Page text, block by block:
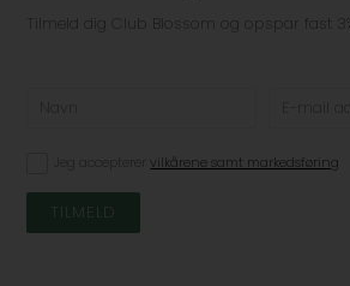
Tilmeld dig Club Blossom og opspar fast
Jeg accepterervilkårene samt markedsføring